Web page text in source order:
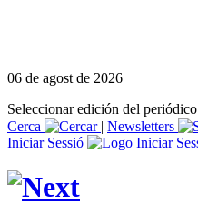
06 de agost de 2026
Seleccionar edición del periódico
Cerca
| Newsletters
Iniciar Sessió